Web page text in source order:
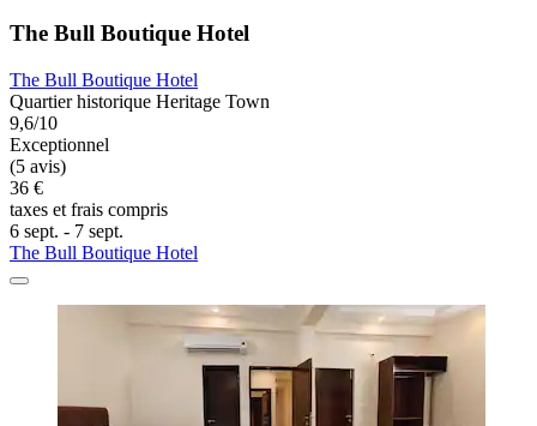
The Bull Boutique Hotel
The Bull Boutique Hotel
Quartier historique Heritage Town
9,6/10
Exceptionnel
(5 avis)
36 €
taxes et frais compris
6 sept. - 7 sept.
The Bull Boutique Hotel